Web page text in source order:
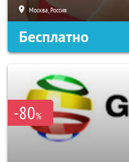
Москва, Россия
Бесплатно
-80%